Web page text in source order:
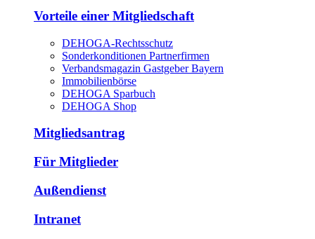
Vorteile einer Mitgliedschaft
DEHOGA-Rechtsschutz
Sonderkonditionen Partnerfirmen
Verbandsmagazin Gastgeber Bayern
Immobilienbörse
DEHOGA Sparbuch
DEHOGA Shop
Mitgliedsantrag
Für Mitglieder
Außendienst
Intranet